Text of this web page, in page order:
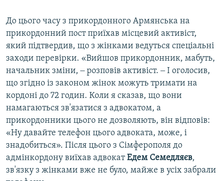
До цього часу з прикордонного Армянська на
прикордонний пост приїхав місцевий активіст,
який підтвердив, що з жінками ведуться спеціальні
заходи перевірки. «Вийшов прикордонник, мабуть,
начальник зміни, ‒ розповів активіст. ‒ І оголосив,
що згідно із законом жінок можуть тримати на
кордоні до 72 годин. Коли я сказав, що вони
намагаються зв'язатися з адвокатом, а
прикордонники цього не дозволяють, він відповів:
«Ну давайте телефон цього адвоката, може, і
знадобиться». Після цього з Сімферополя до
адмінкордону виїхав адвокатЕдем Семедляєв,
зв'язку з жінками вже не було, майже в усіх забрали